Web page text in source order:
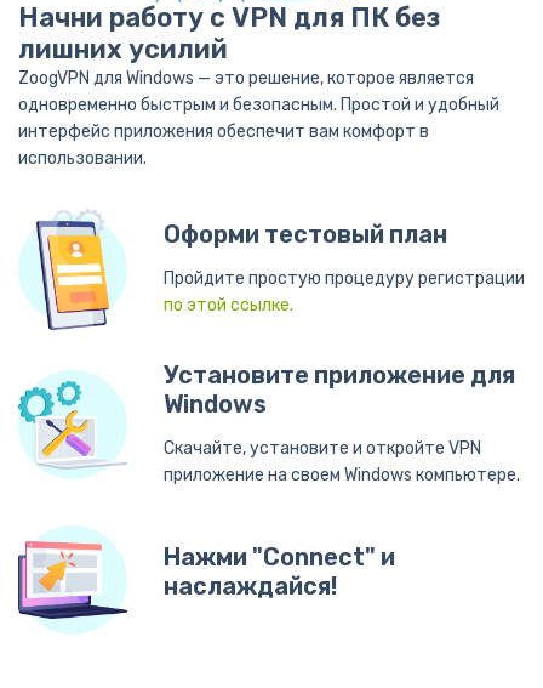
Начни работу с VPN для ПК без
лишних усилий
ZoogVPN для Windows — это решение, которое является
одновременно быстрым и безопасным. Простой и удобный
интерфейс приложения обеспечит вам комфорт в
использовании.
Оформи тестовый план
Пройдите простую процедуру регистрации
по этой ссылке.
Установите приложение для
Windows
Скачайте, установите и откройте VPN
приложение на своем Windows компьютере.
Нажми "Connect" и
наслаждайся!